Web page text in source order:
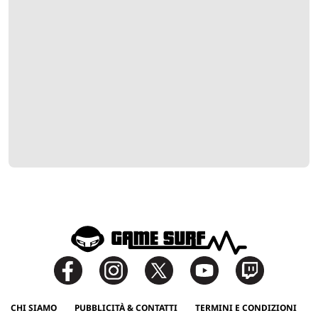
CHI SIAMO PUBBLICITÀ & CONTATTI TERMINI E CONDIZIONI